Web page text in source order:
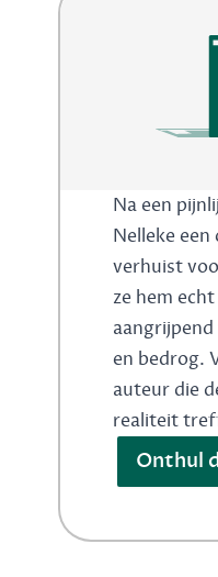
Na een
Nelleke een
verhuist
ze hem
en bedrog.
auteur die
realiteit
Onthul